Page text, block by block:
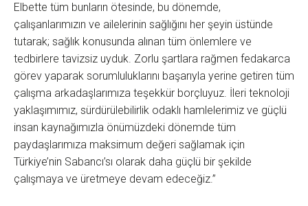
Elbette tüm bunların ötesinde, bu dönemde,
çalışanlarımızın ve ailelerinin sağlığını her şeyin üstünde
tutarak; sağlık konusunda alınan tüm önlemlere ve
tedbirlere tavizsiz uyduk. Zorlu şartlara rağmen fedakarca
görev yaparak sorumluluklarını başarıyla yerine getiren tüm
çalışma arkadaşlarımıza teşekkür borçluyuz. İleri teknoloji
yaklaşımımız, sürdürülebilirlik odaklı hamlelerimiz ve güçlü
insan kaynağımızla önümüzdeki dönemde tüm
paydaşlarımıza maksimum değeri sağlamak için
Türkiye’nin Sabancı’sı olarak daha güçlü bir şekilde
çalışmaya ve üretmeye devam edeceğiz.”